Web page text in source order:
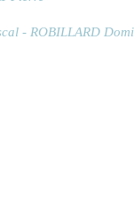
- ROBILLARD